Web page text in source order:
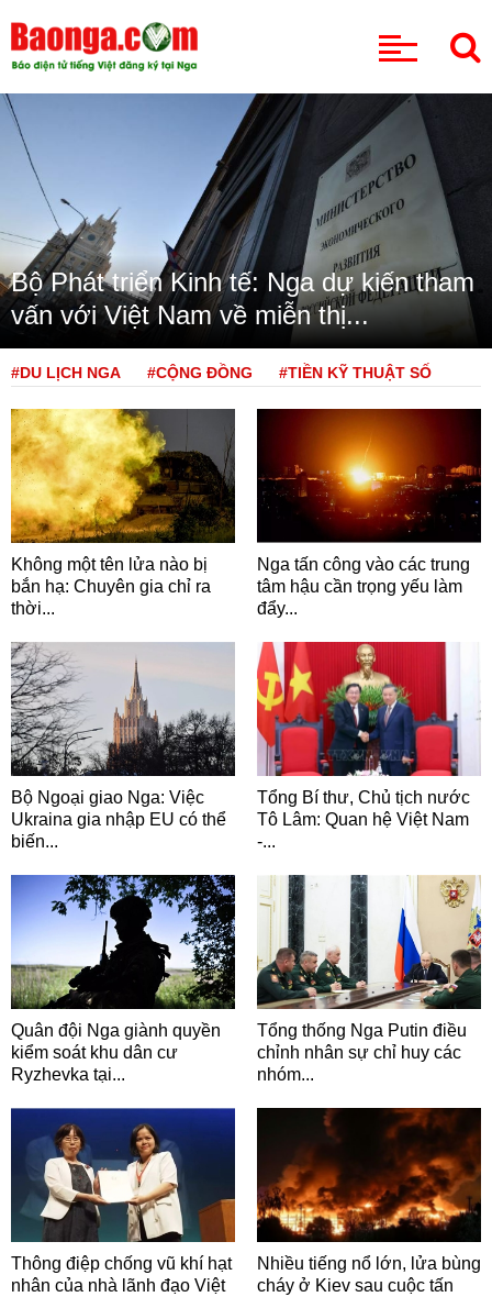
Bộ Phát triển Kinh tế: Nga dự kiến tham
vấn với Việt Nam về miễn thị...
#DU LỊCH NGA #CỘNG ĐỒNG #TIỀN KỸ THUẬT SỐ
Không một tên lửa nào bị
bắn hạ: Chuyên gia chỉ ra
thời...
Nga tấn công vào các trung
tâm hậu cần trọng yếu làm
đẩy...
Bộ Ngoại giao Nga: Việc
Ukraina gia nhập EU có thể
biến...
Tổng Bí thư, Chủ tịch nước
Tô Lâm: Quan hệ Việt Nam
-...
Quân đội Nga giành quyền
kiểm soát khu dân cư
Ryzhevka tại...
Tổng thống Nga Putin điều
chỉnh nhân sự chỉ huy các
nhóm...
Thông điệp chống vũ khí hạt
nhân của nhà lãnh đạo Việt
Nhiều tiếng nổ lớn, lửa bùng
cháy ở Kiev sau cuộc tấn